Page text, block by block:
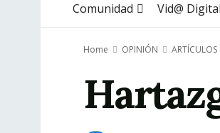
Comunidad Vid@ Digital
Home OPINIÓN ARTÍCULOS